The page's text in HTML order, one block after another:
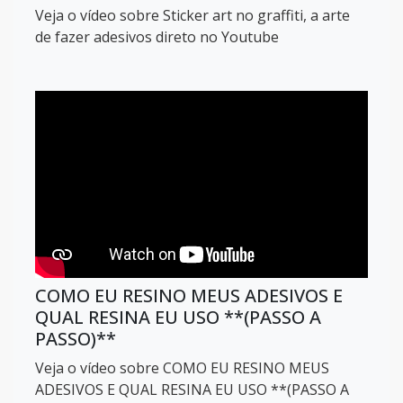
Veja o vídeo sobre Sticker art no graffiti, a arte
de fazer adesivos direto no Youtube
COMO EU RESINO MEUS ADESIVOS E
QUAL RESINA EU USO **(PASSO A
PASSO)**
Veja o vídeo sobre COMO EU RESINO MEUS
ADESIVOS E QUAL RESINA EU USO **(PASSO A